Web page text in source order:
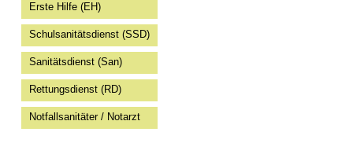
Erste Hilfe (EH)
Schulsanitätsdienst (SSD)
Sanitätsdienst (San)
Rettungsdienst (RD)
Notfallsanitäter / Notarzt